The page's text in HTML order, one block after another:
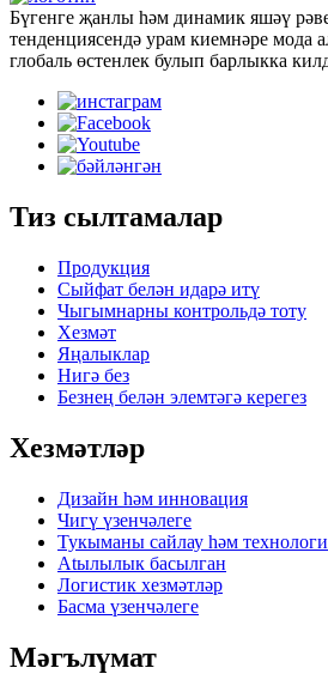
Бүгенге җанлы һәм динамик яшәү
тенденциясендә урам киемнәре мода
глобаль өстенлек булып барлыкка
Тиз сылтамалар
Продукция
Сыйфат белән идарә итү
Чыгымнарны контрольдә тоту
Хезмәт
Яңалыклар
Нигә без
Безнең белән элемтәгә керегез
Хезмәтләр
Дизайн һәм инновация
Чигү үзенчәлеге
Тукыманы сайлау һәм
Atылылык басылган
Логистик хезмәтләр
Басма үзенчәлеге
Мәгълүмат